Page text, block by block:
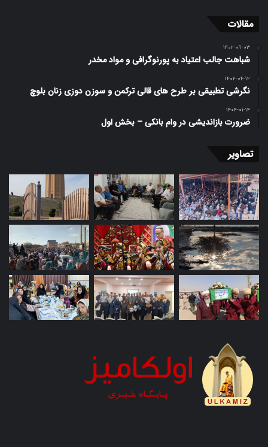
مقالات
۱۴۰۲-۰۹-۰۳
شباهت جالب اعتیاد به پورنوگرافی و مواد مخدر
۱۴۰۲-۰۴-۱۲
نگرشی تطبیقی بر طرح ­های قالی ترکمن و سوزن دوزی زنان بلوچ
۱۴۰۴-۰۱-۱۴
ضرورت بازاندیشی در وام بانکی – بخش اول
تصاویر